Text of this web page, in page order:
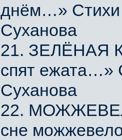
днём…» Стихи
Суханова
21. ЗЕЛЁНАЯ
спят ежата…»
Суханова
22.
сне